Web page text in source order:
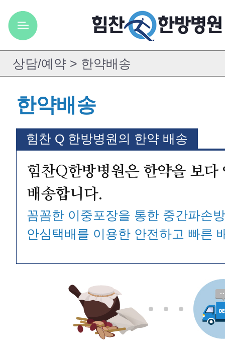
한약배송
힘찬 Q 한방병원의 한약 배송
힘찬Q한방병원은 한약을 보다
배송합니다.
꼼꼼한 이중포장을 통한 중간파손
안심택배를 이용한 안전하고 빠른